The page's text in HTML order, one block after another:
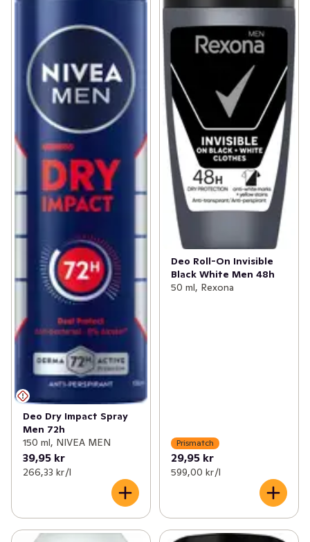
Deo Dry Impact Spray
Men 72h
150 ml, NIVEA MEN
39,95 kr
266,33 kr /l
Deo Roll-On Invisible
Black White Men 48h
50 ml, Rexona
Prismatch
29,95 kr
599,00 kr /l